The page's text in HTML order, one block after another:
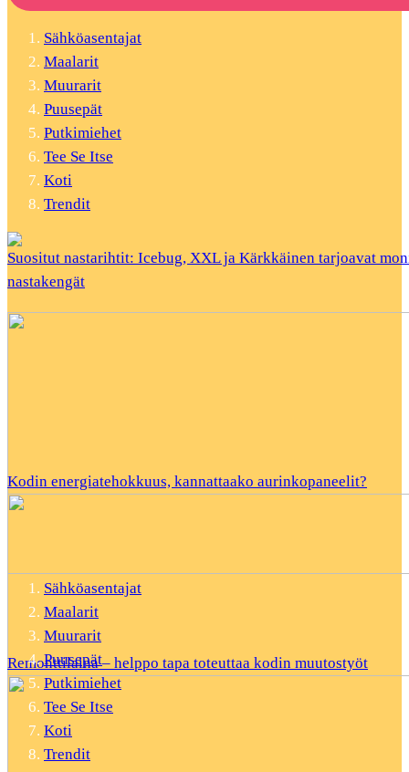
Sähköasentajat
Maalarit
Muurarit
Puusepät
Putkimiehet
Tee Se Itse
Koti
Trendit
Suositut nastarihtit: Icebug, XXL ja Kärkkäinen tarjoavat
nastakengät
Kodin energiatehokkuus, kannattaako aurinkopaneelit?
Remonttilaina – helppo tapa toteuttaa kodin muutostyöt
Sähköasentajat
Maalarit
Muurarit
Puusepät
Putkimiehet
Tee Se Itse
Koti
Trendit